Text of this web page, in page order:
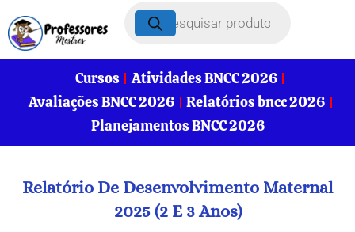
Cursos
Atividades BNCC 2026
Avaliações BNCC 2026
Relatórios bncc 2026
Planejamentos BNCC 2026
Relatório De Desenvolvimento Maternal
2025 (2 E 3 Anos)